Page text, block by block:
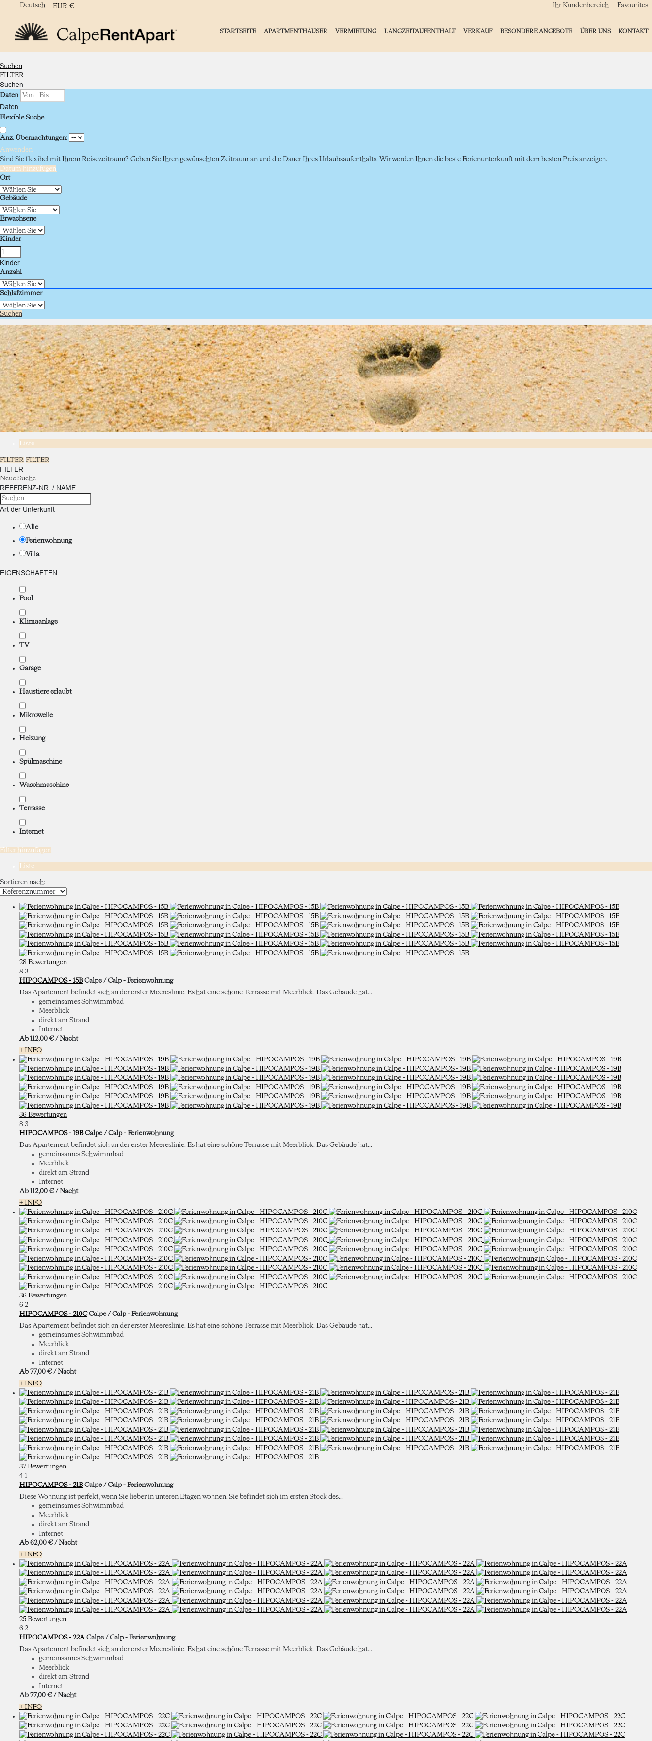
Deutsch EUR € Favourites
Ihr Kundenbereich
STARTSEITE APARTMENTHÄUSER VERMIETUNG LANGZEITAUFENTHALT VERKAUF BESONDERE ANGEBOTE ÜBER UNS KONTAKT
Suchen
FILTER
Suchen
Daten
Daten
Flexible Suche
Anz. Übernachtungen:
Anwenden
Sind Sie flexibel mit Ihrem Reisezeitraum? Geben Sie Ihren gewünschten Zeitraum an und die Dauer Ihres Urlaubsaufenthalts. Wir werden Ihnen die beste Ferienunterkunft mit dem besten Preis anzeigen.
Datum hinzufügen
Ort
Gebäude
Erwachsene
Kinder
Kinder
Anzahl
Schlafzimmer
Suchen
Liste
FILTER FILTER
FILTER
Neue Suche
REFERENZ-NR. / NAME
Art der Unterkunft
Alle
Ferienwohnung
Villa
EIGENSCHAFTEN
Pool
Klimaanlage
TV
Garage
Haustiere erlaubt
Mikrowelle
Heizung
Spülmaschine
Waschmaschine
Terrasse
Internet
Filter hinzufügen
Liste
Sortieren nach:
28 Bewertungen
8 3
HIPOCAMPOS - 15B Calpe / Calp - Ferienwohnung
Das Apartement befindet sich an der erster Meereslinie. Es hat eine schöne Terrasse mit Meerblick. Das Gebäude hat...
gemeinsames Schwimmbad
Meerblick
direkt am Strand
Internet
Ab 112,00 € / Nacht
+ INFO
36 Bewertungen
8 3
HIPOCAMPOS - 19B Calpe / Calp - Ferienwohnung
Das Apartement befindet sich an der erster Meereslinie. Es hat eine schöne Terrasse mit Meerblick. Das Gebäude hat...
gemeinsames Schwimmbad
Meerblick
direkt am Strand
Internet
Ab 112,00 € / Nacht
+ INFO
36 Bewertungen
6 2
HIPOCAMPOS - 210C Calpe / Calp - Ferienwohnung
Das Apartement befindet sich an der erster Meereslinie. Es hat eine schöne Terrasse mit Meerblick. Das Gebäude hat...
gemeinsames Schwimmbad
Meerblick
direkt am Strand
Internet
Ab 77,00 € / Nacht
+ INFO
37 Bewertungen
4 1
HIPOCAMPOS - 21B Calpe / Calp - Ferienwohnung
Diese Wohnung ist perfekt, wenn Sie lieber in unteren Etagen wohnen. Sie befindet sich im ersten Stock des...
gemeinsames Schwimmbad
Meerblick
direkt am Strand
Internet
Ab 62,00 € / Nacht
+ INFO
25 Bewertungen
6 2
HIPOCAMPOS - 22A Calpe / Calp - Ferienwohnung
Das Apartement befindet sich an der erster Meereslinie. Es hat eine schöne Terrasse mit Meerblick. Das Gebäude hat...
gemeinsames Schwimmbad
Meerblick
direkt am Strand
Internet
Ab 77,00 € / Nacht
+ INFO